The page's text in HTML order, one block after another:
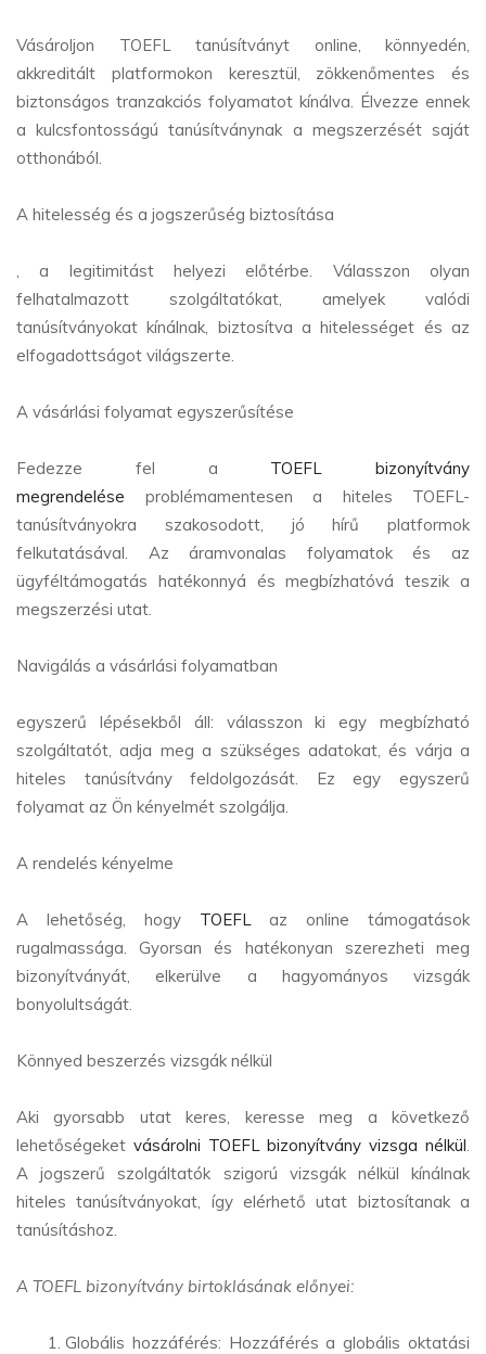
Vásároljon TOEFL tanúsítványt online, könnyedén,
akkreditált platformokon keresztül, zökkenőmentes és
biztonságos tranzakciós folyamatot kínálva. Élvezze ennek
a kulcsfontosságú tanúsítványnak a megszerzését saját
otthonából.
A hitelesség és a jogszerűség biztosítása
, a legitimitást helyezi előtérbe. Válasszon olyan
felhatalmazott szolgáltatókat, amelyek valódi
tanúsítványokat kínálnak, biztosítva a hitelességet és az
elfogadottságot világszerte.
A vásárlási folyamat egyszerűsítése
Fedezze fel a TOEFL bizonyítvány
megrendelése problémamentesen a hiteles TOEFL-
tanúsítványokra szakosodott, jó hírű platformok
felkutatásával. Az áramvonalas folyamatok és az
ügyféltámogatás hatékonnyá és megbízhatóvá teszik a
megszerzési utat.
Navigálás a vásárlási folyamatban
egyszerű lépésekből áll: válasszon ki egy megbízható
szolgáltatót, adja meg a szükséges adatokat, és várja a
hiteles tanúsítvány feldolgozását. Ez egy egyszerű
folyamat az Ön kényelmét szolgálja.
A rendelés kényelme
A lehetőség, hogy TOEFL
az online támogatások
rugalmassága. Gyorsan és hatékonyan szerezheti meg
bizonyítványát, elkerülve a hagyományos vizsgák
bonyolultságát.
Könnyed beszerzés vizsgák nélkül
Aki gyorsabb utat keres, keresse meg a következő
lehetőségeket vásárolni TOEFL bizonyítvány vizsga nélkül
A jogszerű szolgáltatók szigorú vizsgák nélkül kínálnak
hiteles tanúsítványokat, így elérhető utat biztosítanak a
tanúsításhoz.
A TOEFL bizonyítvány birtoklásának előnyei:
Globális hozzáférés: Hozzáférés a globális oktatási